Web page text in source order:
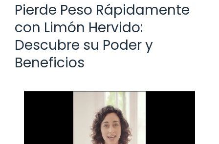
Pierde Peso Rápidamente
con Limón Hervido:
Descubre su Poder y
Beneficios